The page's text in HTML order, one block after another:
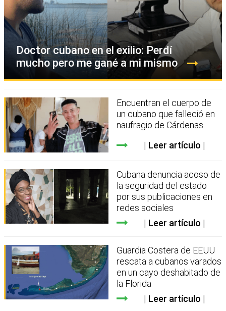
Doctor cubano en el exilio: Perdí
mucho pero me gané a mi mismo
Encuentran el cuerpo de
un cubano que falleció en
naufragio de Cárdenas
Leer artículo
Cubana denuncia acoso de
la seguridad del estado
por sus publicaciones en
redes sociales
Leer artículo
Guardia Costera de EEUU
rescata a cubanos varados
en un cayo deshabitado de
la Florida
Leer artículo